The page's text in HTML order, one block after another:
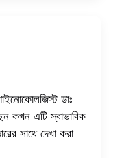
ডাঃ
কখন এটি স্বাভাবিক
সাথে দেখা করা